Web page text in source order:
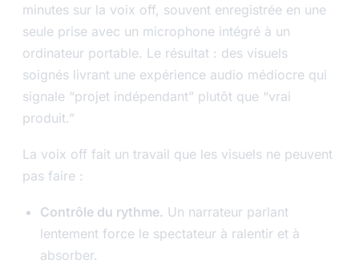
minutes sur la voix off, souvent enregistrée en une
seule prise avec un microphone intégré à un
ordinateur portable. Le résultat : des visuels
soignés livrant une expérience audio médiocre qui
signale “projet indépendant” plutôt que “vrai
produit.”
La voix off fait un travail que les visuels ne peuvent
pas faire :
Contrôle du rythme. Un narrateur parlant
lentement force le spectateur à ralentir et à
absorber.